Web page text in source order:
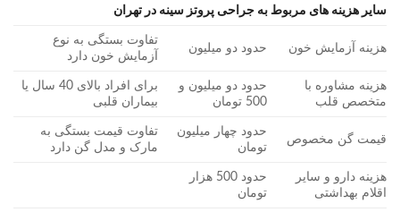
سایر هزینه های مربوط به جراحی پروتز سینه در تهران
هزینه آزمایش خون حدود دو میلیون
تفاوت بستگی به نوع
آزمایش خون دارد
هزینه مشاوره با
متخصص قلب
حدود دو میلیون و
500 تومان
برای افراد بالای 40 سال یا
بیماران قلبی
قیمت گن مخصوص
حدود چهار میلیون
تومان
تفاوت قیمت بستگی به
مارک و مدل گن دارد
هزینه دارو و سایر
اقلام بهداشتی
حدود 500 هزار
تومان